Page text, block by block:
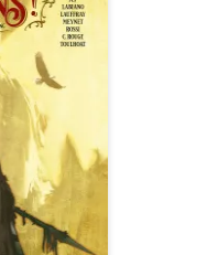
parution :
et violent
Indiens
l’Ouest.
poudre et